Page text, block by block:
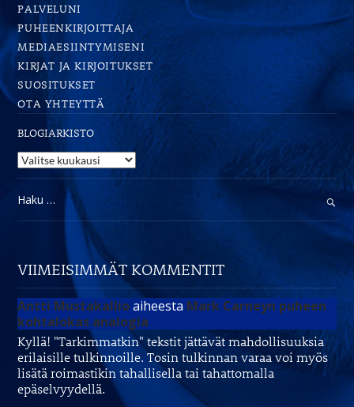
PALVELUNI
PUHEENKIRJOITTAJA
MEDIAESIINTYMISENI
KIRJAT JA KIRJOITUKSET
SUOSITUKSET
OTA YHTEYTTÄ
BLOGIARKISTO
Blogiarkisto
Haku:
VIIMEISIMMÄT KOMMENTIT
Antti Mustakallioaiheesta Mark Carneyn puheen
kohtalokas analogia
Kyllä! "Tarkimmatkin" tekstit jättävät mahdollisuuksia
erilaisille tulkinnoille. Tosin tulkinnan varaa voi myös
lisätä roimastikin tahallisella tai tahattomalla
epäselvyydellä.